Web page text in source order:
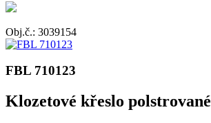
Obj.č.: 3039154
FBL 710123
Klozetové křeslo polstrované